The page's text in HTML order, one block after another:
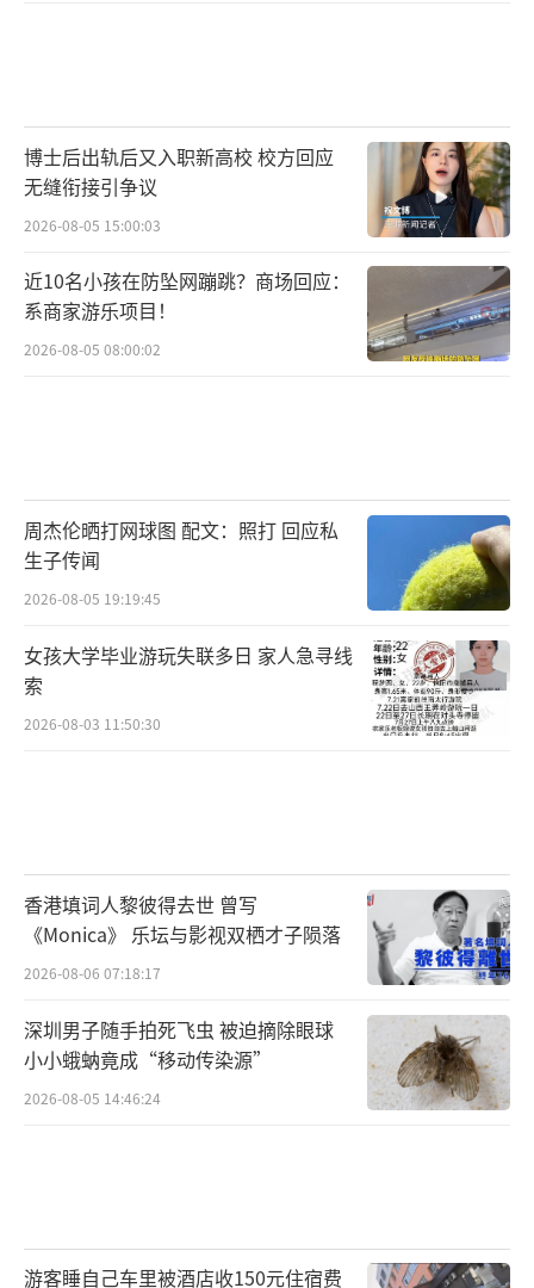
博士后出轨后又入职新高校 校方回应
无缝衔接引争议
2026-08-05 15:00:03
近10名小孩在防坠网蹦跳？商场回应：
系商家游乐项目！
2026-08-05 08:00:02
周杰伦晒打网球图 配文：照打 回应私
生子传闻
2026-08-05 19:19:45
女孩大学毕业游玩失联多日 家人急寻线
索
2026-08-03 11:50:30
香港填词人黎彼得去世 曾写
《Monica》 乐坛与影视双栖才子陨落
2026-08-06 07:18:17
深圳男子随手拍死飞虫 被迫摘除眼球
小小蛾蚋竟成“移动传染源”
2026-08-05 14:46:24
游客睡自己车里被酒店收150元住宿费